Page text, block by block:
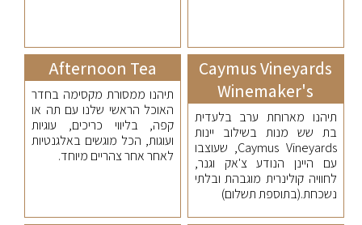
Caymus Vineyards
Winemaker's
תיהנו מארוחת ערב בלעדית
בת שש מנות בשילוב יינות
Caymus Vineyards, שעוצבו
עם היינן הנודע צ'אק וגנר,
לחוויה קולינרית מוגבהת ובלתי
נשכחת.(בתוספת תשלום)
Afternoon Tea
תיהנו ממסורת מקסימה בחדר
האוכל הראשי שלנו עם תה או
קפה, בליווי כריכים, עוגיות
ועוגות, הכל מוגשים באלגנטיות
לאחר אחר צהריים מיוחד.